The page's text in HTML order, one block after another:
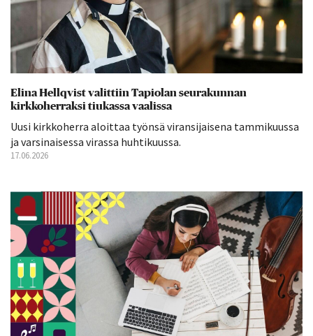
Elina Hellqvist valittiin Tapiolan seurakunnan
kirkkoherraksi tiukassa vaalissa
Uusi kirkkoherra aloittaa työnsä viransijaisena tammikuussa
ja varsinaisessa virassa huhtikuussa.
17.06.2026